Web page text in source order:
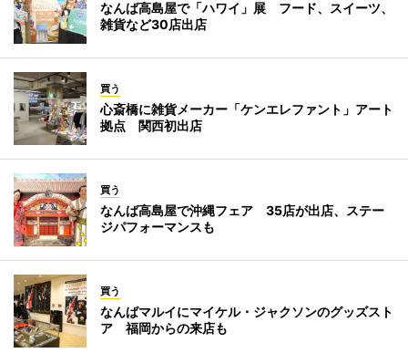
なんば高島屋で「ハワイ」展 フード、スイーツ、
雑貨など30店出店
買う
心斎橋に雑貨メーカー「ケンエレファント」アート
拠点 関西初出店
買う
なんば高島屋で沖縄フェア 35店が出店、ステー
ジパフォーマンスも
買う
なんばマルイにマイケル・ジャクソンのグッズスト
ア 福岡からの来店も